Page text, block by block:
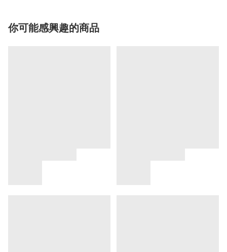
你可能感興趣的商品